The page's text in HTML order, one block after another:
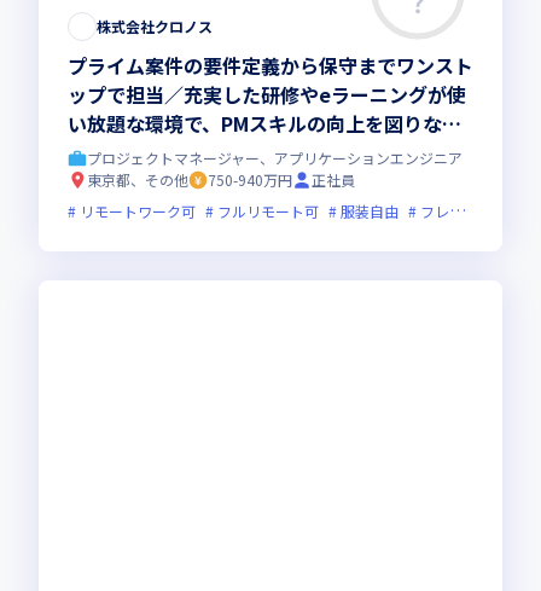
株式会社クロノス
プライム案件の要件定義から保守までワンスト
ップで担当／充実した研修やeラーニングが使
い放題な環境で、PMスキルの向上を図りなが
ら大手企業のDX案件で活躍しませんか
プロジェクトマネージャー、アプリケーションエンジニア
東京都、その他
750-940万円
正社員
リモートワーク可
フルリモート可 服装自由 フレックス制度あり